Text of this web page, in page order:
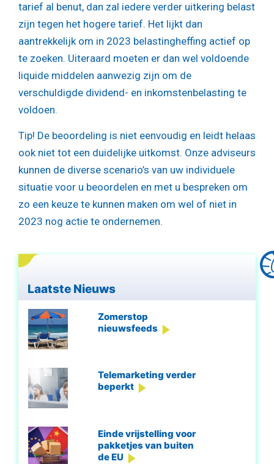
tarief al benut, dan zal iedere verder uitkering belast
zijn tegen het hogere tarief. Het lijkt dan
aantrekkelijk om in 2023 belastingheffing actief op
te zoeken. Uiteraard moeten er dan wel voldoende
liquide middelen aanwezig zijn om de
verschuldigde dividend- en inkomstenbelasting te
voldoen.
Tip! De beoordeling is niet eenvoudig en leidt helaas
ook niet tot een duidelijke uitkomst. Onze adviseurs
kunnen de diverse scenario’s van uw individuele
situatie voor u beoordelen en met u bespreken om
zo een keuze te kunnen maken om wel of niet in
2023 nog actie te ondernemen.
Laatste Nieuws
Zomerstop
nieuwsfeeds
Telemarketing verder
beperkt
Einde vrijstelling voor
pakketjes van buiten
de EU